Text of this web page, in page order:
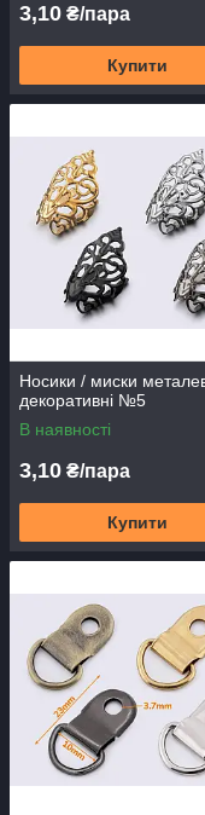
3,10 ₴/пара
Купити
Носики / миски
декоративні №5
В наявності
3,10 ₴/пара
Купити